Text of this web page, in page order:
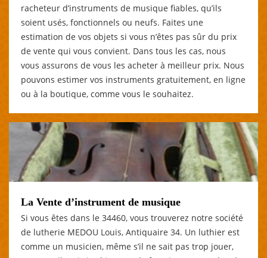
racheteur d’instruments de musique fiables, qu’ils
soient usés, fonctionnels ou neufs. Faites une
estimation de vos objets si vous n’êtes pas sûr du prix
de vente qui vous convient. Dans tous les cas, nous
vous assurons de vous les acheter à meilleur prix. Nous
pouvons estimer vos instruments gratuitement, en ligne
ou à la boutique, comme vous le souhaitez.
La Vente d’instrument de musique
Si vous êtes dans le 34460, vous trouverez notre société
de lutherie MEDOU Louis, Antiquaire 34. Un luthier est
comme un musicien, même s’il ne sait pas trop jouer,